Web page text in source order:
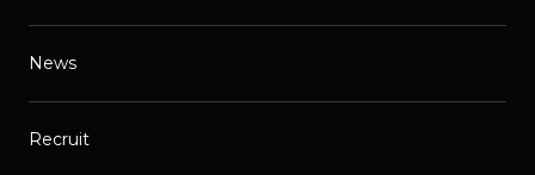
News
Recruit